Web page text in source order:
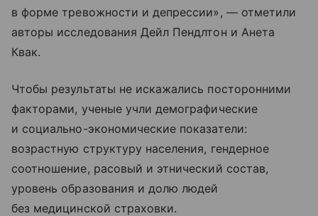
в форме тревожности и депрессии», — отметили
авторы исследования Дейл Пендлтон и Анета
Квак.
Чтобы результаты не искажались посторонними
факторами, ученые учли демографические
и социально-экономические показатели:
возрастную структуру населения, гендерное
соотношение, расовый и этнический состав,
уровень образования и долю людей
без медицинской страховки.